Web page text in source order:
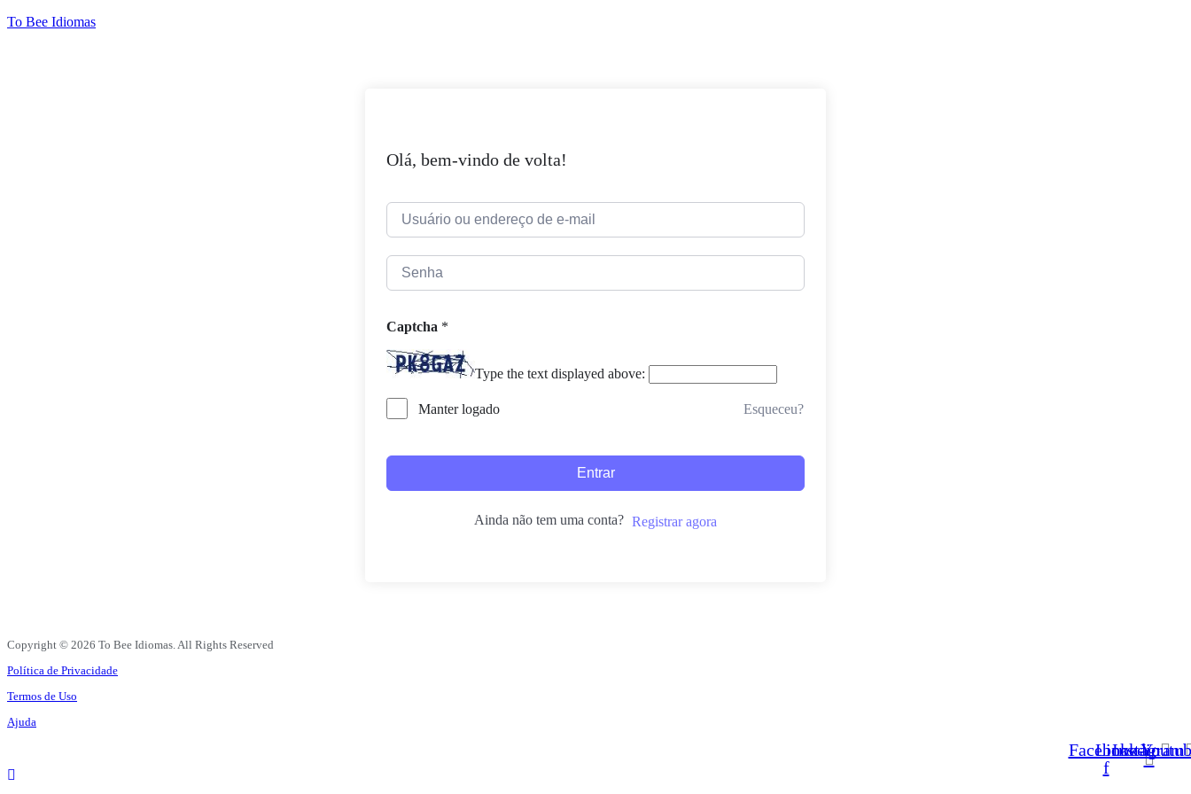
Ir
To Bee Idiomas
Olá, bem-vindo de volta!
Captcha *
Type the text displayed above:
Manter logado Esqueceu?
Entrar
Ainda não tem uma conta? Registrar agora
Copyright © 2026 To Bee Idiomas. All Rights Reserved
Política de Privacidade
Termos de Uso
Ajuda
Facebook-
f
Linkedin
Instagram